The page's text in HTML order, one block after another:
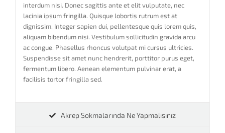
interdum nisi. Donec sagittis ante et elit vulputate, nec
lacinia ipsum fringilla. Quisque lobortis rutrum est at
dignissim. Integer sapien dui, pellentesque quis lorem quis,
aliquam bibendum nisi. Vestibulum sollicitudin gravida arcu
ac congue. Phasellus rhoncus volutpat mi cursus ultricies.
Suspendisse sit amet nunc hendrerit, porttitor purus eget,
fermentum libero. Aenean elementum pulvinar erat, a
facilisis tortor fringilla sed.
Akrep Sokmalarında Ne Yapmalısınız